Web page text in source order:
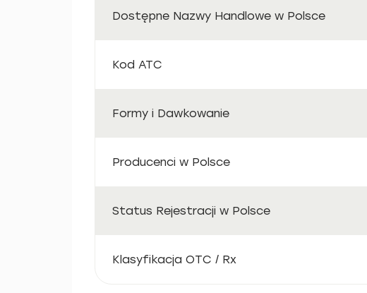
Dostępne Nazwy Handlowe w Polsce
Kod ATC
Formy i Dawkowanie
Producenci w Polsce
Status Rejestracji w Polsce
Klasyfikacja OTC / Rx